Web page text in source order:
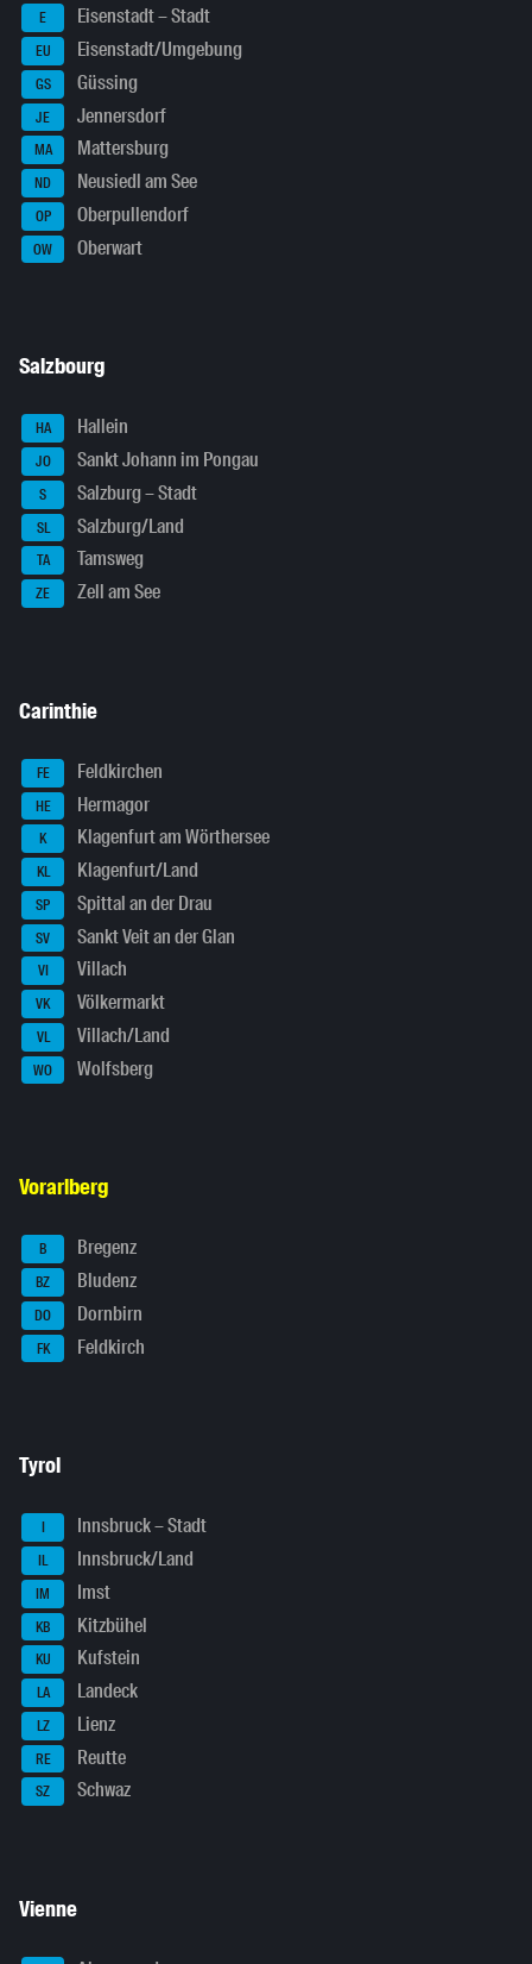
E Eisenstadt – Stadt
EU Eisenstadt/Umgebung
GS Güssing
JE Jennersdorf
MA Mattersburg
ND Neusiedl am See
OP Oberpullendorf
OW Oberwart
Salzbourg
HA Hallein
JO Sankt Johann im Pongau
S Salzburg – Stadt
SL Salzburg/Land
TA Tamsweg
ZE Zell am See
Carinthie
FE Feldkirchen
HE Hermagor
K Klagenfurt am Wörthersee
KL Klagenfurt/Land
SP Spittal an der Drau
SV Sankt Veit an der Glan
VI Villach
VK Völkermarkt
VL Villach/Land
WO Wolfsberg
Vorarlberg
B Bregenz
BZ Bludenz
DO Dornbirn
FK Feldkirch
Tyrol
I Innsbruck – Stadt
IL Innsbruck/Land
IM Imst
KB Kitzbühel
KU Kufstein
LA Landeck
LZ Lienz
RE Reutte
SZ Schwaz
Vienne